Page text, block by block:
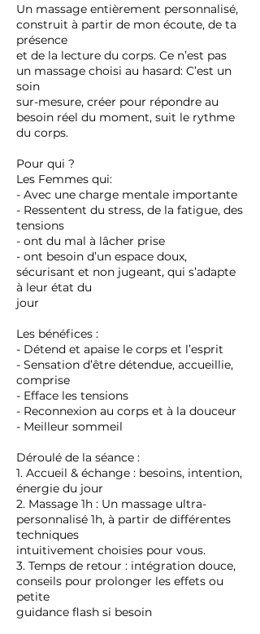
Un massage entièrement personnalisé,
construit à partir de mon écoute, de ta
présence
et de la lecture du corps. Ce n’est pas
un massage choisi au hasard: C’est un
soin
sur-mesure, créer pour répondre au
besoin réel du moment, suit le rythme
du corps.
Pour qui ?
Les Femmes qui:
- Avec une charge mentale importante
- Ressentent du stress, de la fatigue, des
tensions
- ont du mal à lâcher prise
- ont besoin d’un espace doux,
sécurisant et non jugeant, qui s’adapte
à leur état du
jour
Les bénéfices :
- Détend et apaise le corps et l’esprit
- Sensation d’être détendue, accueillie,
comprise
- Efface les tensions
- Reconnexion au corps et à la douceur
- Meilleur sommeil
Déroulé de la séance :
1. Accueil & échange : besoins, intention,
énergie du jour
2. Massage 1h : Un massage ultra-
personnalisé 1h, à partir de différentes
techniques
intuitivement choisies pour vous.
3. Temps de retour : intégration douce,
conseils pour prolonger les effets ou
petite
guidance flash si besoin